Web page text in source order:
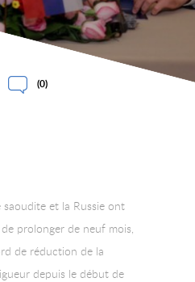
(0)
saoudite et la Russie ont
prolonger de neuf mois,
de réduction de la
depuis le début de